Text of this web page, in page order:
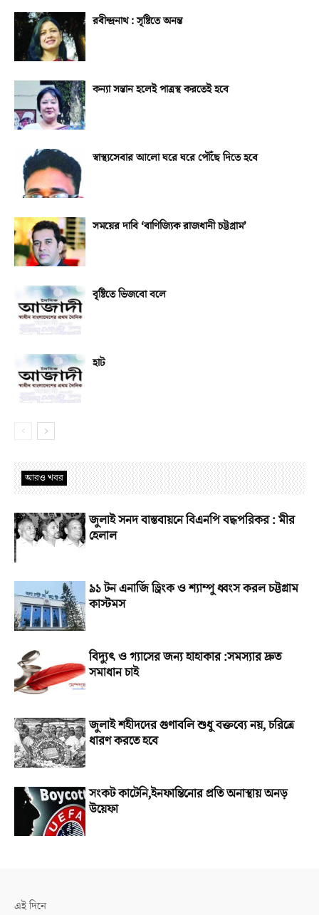
রবীন্দ্রনাথ : সৃষ্টিতে অনন্ত
কন্যা সন্তান হলেই পাত্রস্থ করতেই হবে
স্বাস্থ্যসেবার আলো ঘরে ঘরে পৌঁছে দিতে হবে
সময়ের দাবি ‘বাণিজ্যিক রাজধানী চট্টগ্রাম’
বৃষ্টিতে ভিজবো বলে
হাট
আরও খবর
জুলাই সনদ বাস্তবায়নে বিএনপি বদ্ধপরিকর : মীর
হেলাল
৯১ টন এনার্জি ড্রিংক ও শ্যাম্পু ধ্বংস করল চট্টগ্রাম
কাস্টমস
বিদ্যুৎ ও গ্যাসের জন্য হাহাকার :সমস্যার দ্রুত
সমাধান চাই
জুলাই শহীদদের গুণাবলি শুধু বক্তব্যে নয়, চরিত্রে
ধারণ করতে হবে
সংকট কাটেনি,ইনফান্তিনোর প্রতি অনাস্থায় অনড়
উয়েফা
এই দিনে